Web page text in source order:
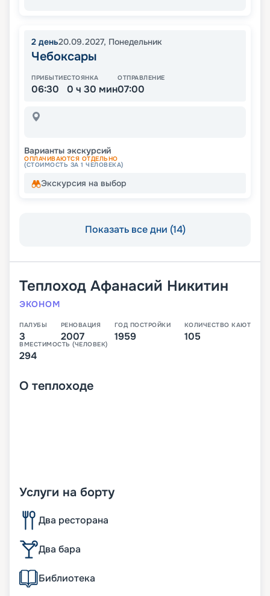
2 день20.09.2027, Понедельник
Чебоксары
ПРИБЫТИЕ
06:30
СТОЯНКА
0 ч 30 мин
ОТПРАВЛЕНИЕ
07:00
Варианты экскурсий
ОПЛАЧИВАЮТСЯ ОТДЕЛЬНО
(СТОИМОСТЬ ЗА 1 ЧЕЛОВЕКА)
Экскурсия на выбор
Показать все дни (14)
Теплоход Афанасий Никитин
ЭКОНОМ
ПАЛУБЫ
3
РЕНОВАЦИЯ
2007
ГОД ПОСТРОЙКИ
1959
КОЛИЧЕСТВО КАЮТ
105
ВМЕСТИМОСТЬ (ЧЕЛОВЕК)
294
О теплоходе
Услуги на борту
Два ресторана
Два бара
Библиотека